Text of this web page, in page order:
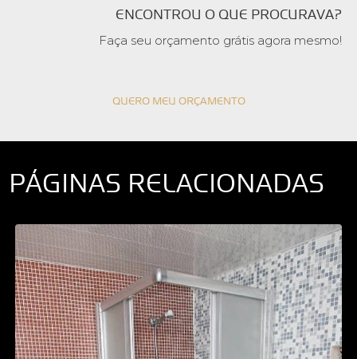
ENCONTROU O QUE PROCURAVA?
Faça seu orçamento grátis agora mesmo!
QUERO MEU ORÇAMENTO
PÁGINAS RELACIONADAS